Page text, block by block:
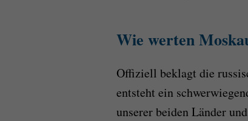
Wie werten
Offiziell beklagt die
entsteht ein
unserer beiden Länder